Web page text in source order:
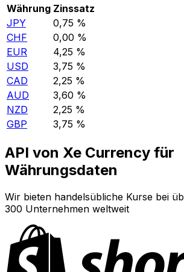
Währung Zinssatz
JPY
0,75 %
CHF
0,00 %
EUR
4,25 %
USD
3,75 %
CAD
2,25 %
AUD
3,60 %
NZD
2,25 %
GBP
3,75 %
API von Xe Currency für
Währungsdaten
Wir bieten handelsübliche Kurse bei
300 Unternehmen weltweit